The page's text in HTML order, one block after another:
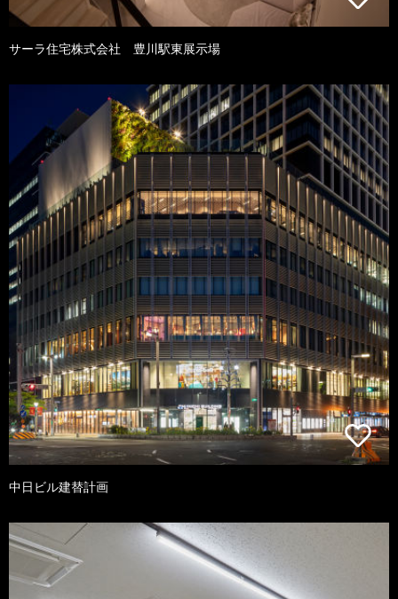
サーラ住宅株式会社 豊川駅東展示場
中日ビル建替計画